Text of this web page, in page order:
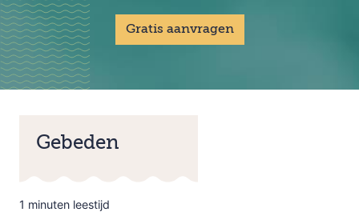
Gratis aanvragen
Gebeden
1 minuten leestijd